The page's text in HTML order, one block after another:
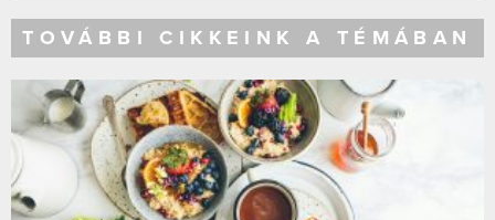
TOVÁBBI CIKKEINK A TÉMÁBAN